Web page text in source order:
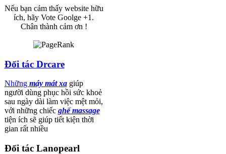
Nếu bạn cảm thấy website hữu
ích, hãy Vote Goolge +1.
Chân thành cảm ơn !
Đối tác Drcare
Những máy mát xagiúp
người dùng phục hồi sức khoẻ
sau ngày dài làm việc mệt mỏi,
với những chiếc ghế massage
tiện ích sẽ giúp tiết kiện thời
gian rất nhiều
Đối tác Lanopearl